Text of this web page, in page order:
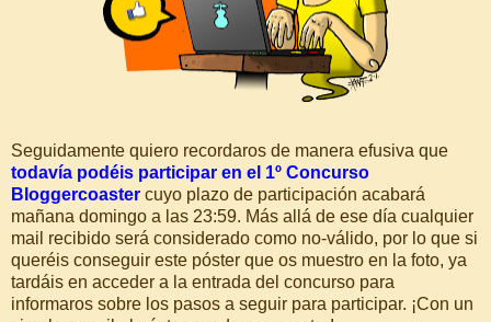
Seguidamente quiero recordaros de manera efusiva que
todavía podéis participar en el 1º Concurso
Bloggercoaster cuyo plazo de participación acabará
mañana domingo a las 23:59. Más allá de ese día cualquier
mail recibido será considerado como no-válido, por lo que si
queréis conseguir este póster que os muestro en la foto, ya
tardáis en acceder a la entrada del concurso para
informaros sobre los pasos a seguir para participar. ¡Con un